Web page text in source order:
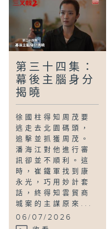
第三十四集：
幕後主腦身分
揭曉
徐國柱得知周茂要
逃走去北園碼頭，
追擊並抓獲周茂。
潘海江對他進行審
訊卻並不順利。這
時，崔鐵軍找到康
永光，巧用妙計套
話，終得知雲貿商
城案的主謀原來...
06/07/2026